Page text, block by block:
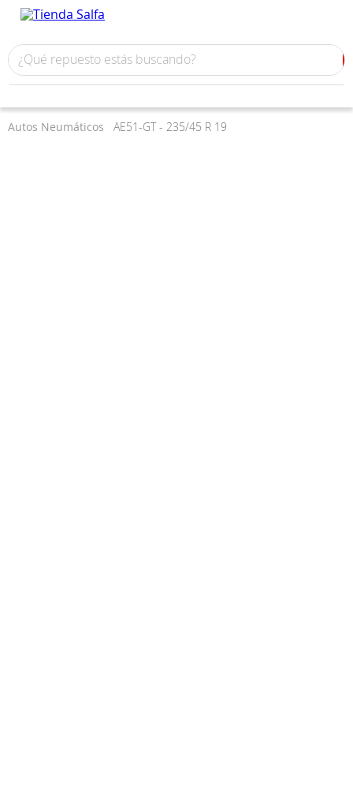
Autos Neumáticos AE51-GT - 235/45 R 19